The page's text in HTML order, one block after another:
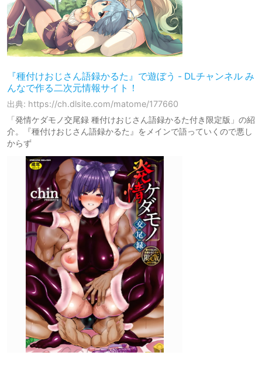
『種付けおじさん語録かるた』で遊ぼう - DLチャンネル み
んなで作る二次元情報サイト！
出典: https://ch.dlsite.com/matome/177660
「発情ケダモノ交尾録 種付けおじさん語録かるた付き限定版」の紹
介。『種付けおじさん語録かるた』をメインで語っていくので悪し
からず